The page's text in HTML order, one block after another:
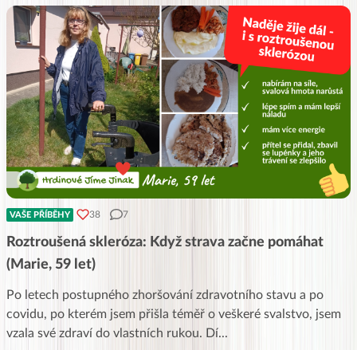
VAŠE PŘÍBĚHY 38 7
Roztroušená skleróza: Když strava začne pomáhat
(Marie, 59 let)
Po letech postupného zhoršování zdravotního stavu a po
covidu, po kterém jsem přišla téměř o veškeré svalstvo, jsem
vzala své zdraví do vlastních rukou. Dí...